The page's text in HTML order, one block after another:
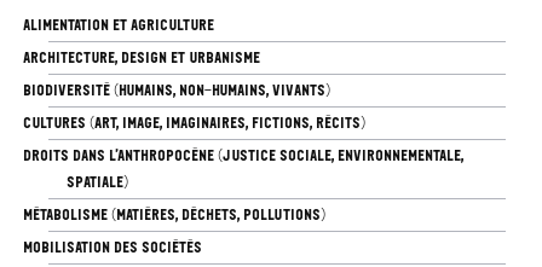
ALIMENTATION ET AGRICULTURE
ARCHITECTURE, DESIGN ET URBANISME
BIODIVERSITÉ (HUMAINS, NON-HUMAINS, VIVANTS)
CULTURES (ART, IMAGE, IMAGINAIRES, FICTIONS, RÉCITS)
DROITS DANS L’ANTHROPOCÈNE (JUSTICE SOCIALE, ENVIRONNEMENTALE,
SPATIALE)
MÉTABOLISME (MATIÈRES, DÉCHETS, POLLUTIONS)
MOBILISATION DES SOCIÉTÉS